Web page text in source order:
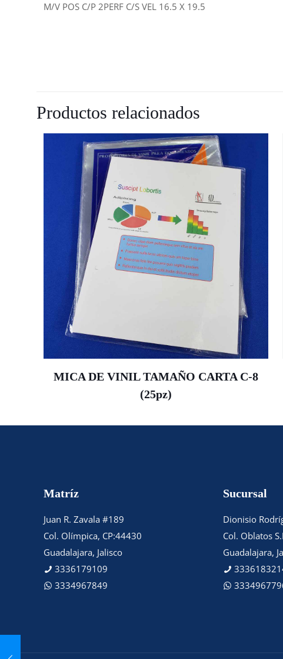
M/V POS C/P 2PERF C/S VEL 16.5 X 19.5
Productos relacionados
MICA DE VINIL TAMAÑO CARTA C-8
(25pz)
Matríz
Juan R. Zavala #189
Col. Olímpica, CP:44430
Guadalajara, Jalisco
3336179109
3334967849
Sucursal
Dionisio
Col. Oblatos
Guadalajara,